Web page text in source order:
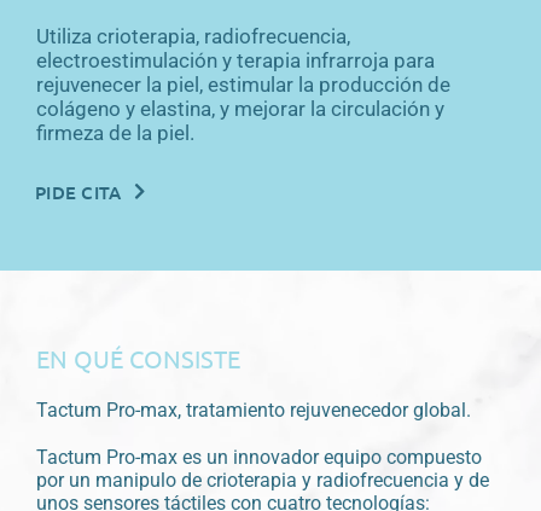
Utiliza crioterapia, radiofrecuencia,
electroestimulación y terapia infrarroja para
rejuvenecer la piel, estimular la producción de
colágeno y elastina, y mejorar la circulación y
firmeza de la piel.
PIDE CITA
EN QUÉ CONSISTE
Tactum Pro-max, tratamiento rejuvenecedor global.
Tactum Pro-max es un innovador equipo compuesto
por un manipulo de crioterapia y radiofrecuencia y de
unos sensores táctiles con cuatro tecnologías: